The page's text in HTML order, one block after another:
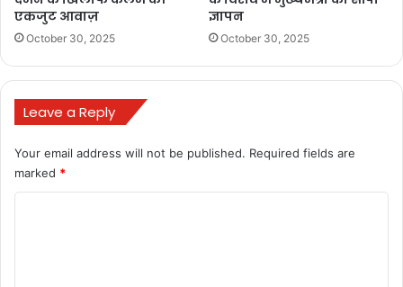
निवेश की इच्छा
व्यक्त
एकजुट आवाज़
October 30, 2025
ज्ञापन
October 30, 2025
Leave a Reply
Your email address will not be published. Required fields are
marked *